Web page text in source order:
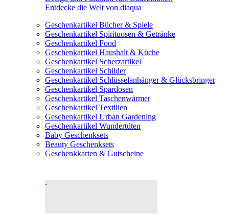
Entdecke die Welt von diaqua
Geschenkartikel Bücher & Spiele
Geschenkartikel Spirituosen & Getränke
Geschenkartikel Food
Geschenkartikel Haushalt & Küche
Geschenkartikel Scherzartikel
Geschenkartikel Schilder
Geschenkartikel Schlüsselanhänger & Glücksbringer
Geschenkartikel Spardosen
Geschenkartikel Taschenwärmer
Geschenkartikel Textilien
Geschenkartikel Urban Gardening
Geschenkartikel Wundertüten
Baby Geschenksets
Beauty Geschenksets
Geschenkkarten & Gutscheine